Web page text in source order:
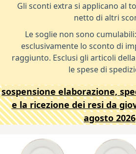
Gli sconti extra si applicano al
netto di altri
Le soglie non sono
esclusivamente lo sconto di
raggiunto. Esclusi gli articoli
le spese di
sospensione elaborazione,
e la ricezione dei resi da
agosto 2026